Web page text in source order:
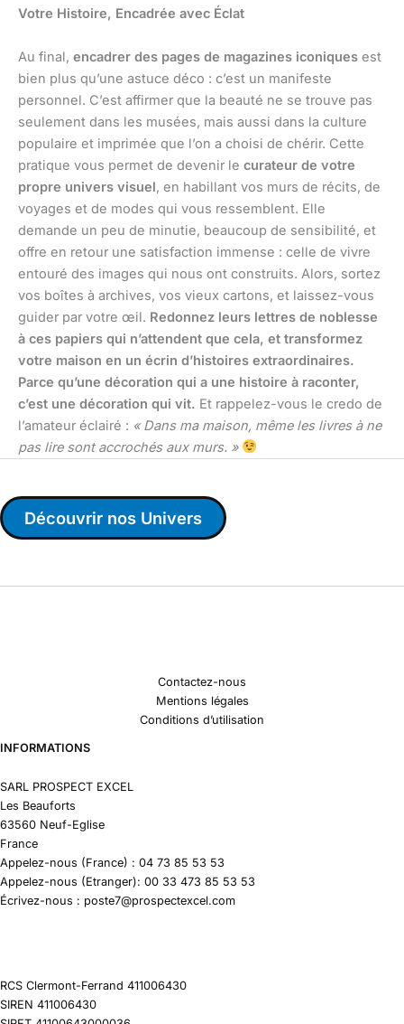
Votre Histoire, Encadrée avec Éclat
Au final, encadrer des pages de magazines iconiques est
bien plus qu’une astuce déco : c’est un manifeste
personnel. C’est affirmer que la beauté ne se trouve pas
seulement dans les musées, mais aussi dans la culture
populaire et imprimée que l’on a choisi de chérir. Cette
pratique vous permet de devenir le curateur de votre
propre univers visuel, en habillant vos murs de récits, de
voyages et de modes qui vous ressemblent. Elle
demande un peu de minutie, beaucoup de sensibilité, et
offre en retour une satisfaction immense : celle de vivre
entouré des images qui nous ont construits. Alors, sortez
vos boîtes à archives, vos vieux cartons, et laissez-vous
guider par votre œil. Redonnez leurs lettres de noblesse
à ces papiers qui n’attendent que cela, et transformez
votre maison en un écrin d’histoires extraordinaires.
Parce qu’une décoration qui a une histoire à raconter,
c’est une décoration qui vit. Et rappelez-vous le credo de
l’amateur éclairé : « Dans ma maison, même les livres à ne
pas lire sont accrochés aux murs. »
Découvrir nos Univers
Contactez-nous
Mentions légales
Conditions d’utilisation
INFORMATIONS
SARL PROSPECT EXCEL
Les Beauforts
63560 Neuf-Eglise
France
Appelez-nous (France) : 04 73 85 53 53
Appelez-nous (Etranger): 00 33 473 85 53 53
Écrivez-nous : poste7@prospectexcel.com
RCS Clermont-Ferrand 411006430
SIREN 411006430